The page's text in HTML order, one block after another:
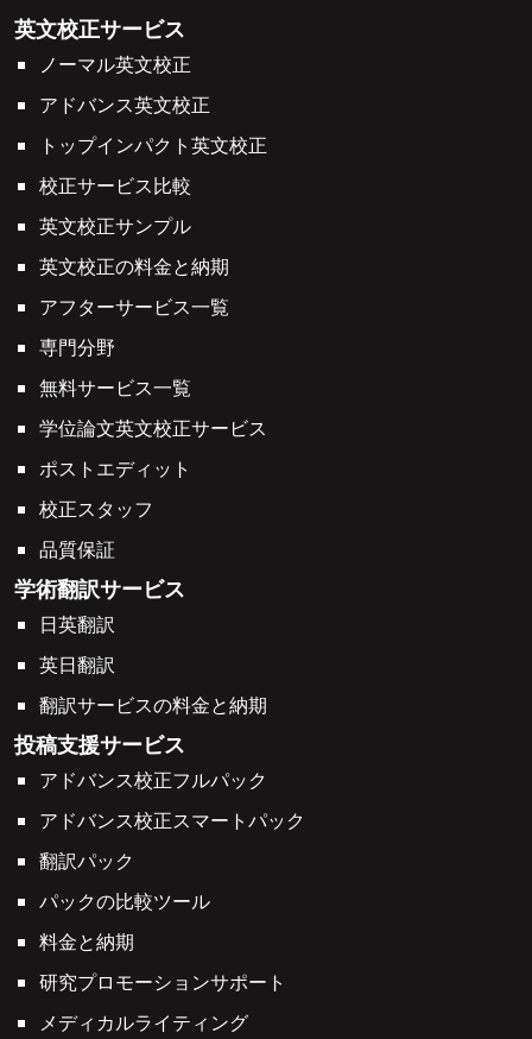
英文校正サービス
ノーマル英文校正
アドバンス英文校正
トップインパクト英文校正
校正サービス比較
英文校正サンプル
英文校正の料金と納期
アフターサービス一覧
専門分野
無料サービス一覧
学位論文英文校正サービス
ポストエディット
校正スタッフ
品質保証
学術翻訳サービス
日英翻訳
英日翻訳
翻訳サービスの料金と納期
投稿支援サービス
アドバンス校正フルパック
アドバンス校正スマートパック
翻訳パック
パックの比較ツール
料金と納期
研究プロモーションサポート
メディカルライティング